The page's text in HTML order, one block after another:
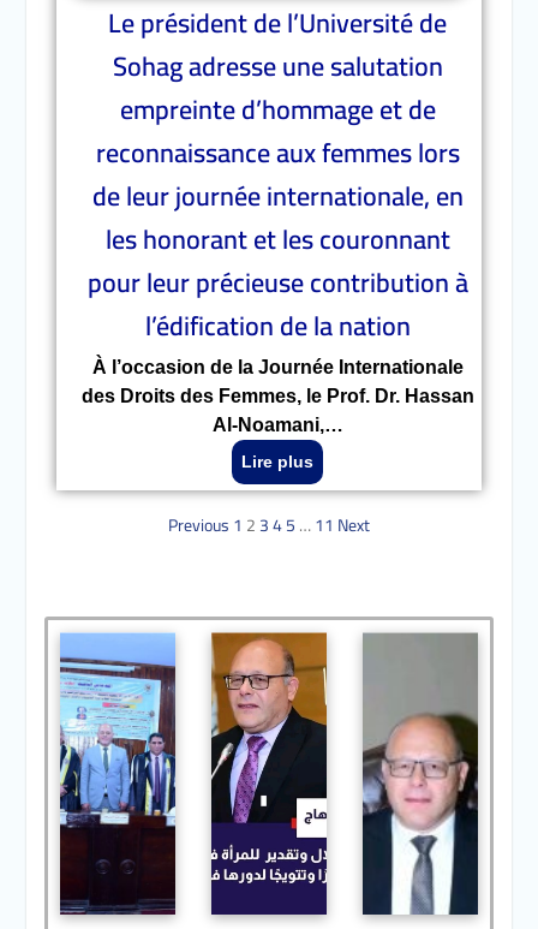
Le président de l’Université de
Sohag adresse une salutation
empreinte d’hommage et de
reconnaissance aux femmes lors
de leur journée internationale, en
les honorant et les couronnant
pour leur précieuse contribution à
l’édification de la nation
À l’occasion de la Journée Internationale
des Droits des Femmes, le Prof. Dr. Hassan
Al-Noamani,…
Lire plus
Previous1 2345…11 Next